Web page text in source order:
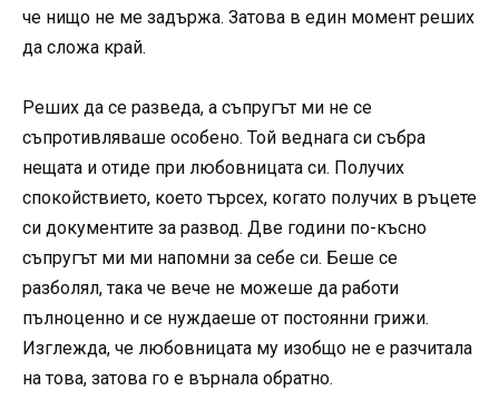
че нищо не ме задържа. Затова в един момент реших
да сложа край.
Реших да се разведа, а съпругът ми не се
съпротивляваше особено. Той веднага си събра
нещата и отиде при любовницата си. Получих
спокойствието, което търсех, когато получих в ръцете
си документите за развод. Две години по-късно
съпругът ми ми напомни за себе си. Беше се
разболял, така че вече не можеше да работи
пълноценно и се нуждаеше от постоянни грижи.
Изглежда, че любовницата му изобщо не е разчитала
на това, затова го е върнала обратно.